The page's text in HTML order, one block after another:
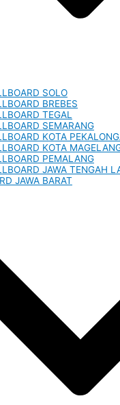
SOLO
BREBES
TEGAL
SEMARANG
KOTA
KOTA
PEMALANG
JAWA TENGAH
JAWA BARAT